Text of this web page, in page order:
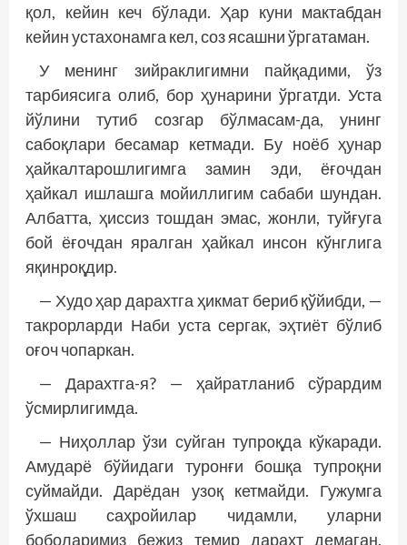
қол, кейин кеч бўлади. Ҳар куни мактабдан
кейин устахонамга кел, соз ясашни ўргатаман.
У менинг зийраклигимни пайқадими, ўз
тарбиясига олиб, бор ҳунарини ўргатди. Уста
йўлини тутиб созгар бўлмасам-да, унинг
сабоқлари бесамар кетмади. Бу ноёб ҳунар
ҳайкалтарошлигимга замин эди, ёғочдан
ҳайкал ишлашга мойиллигим сабаби шундан.
Албатта, ҳиссиз тошдан эмас, жонли, туйғуга
бой ёғочдан яралган ҳайкал инсон кўнглига
яқинроқдир.
— Худо ҳар дарахтга ҳикмат бериб қўйибди, —
такрорларди Наби уста сергак, эҳтиёт бўлиб
оғоч чопаркан.
— Дарахтга-я? — ҳайратланиб сўрардим
ўсмирлигимда.
— Ниҳоллар ўзи суйган тупроқда кўкаради.
Амударё бўйидаги туронғи бошқа тупроқни
суймайди. Дарёдан узоқ кетмайди. Гужумга
ўхшаш саҳройилар чидамли, уларни
боболаримиз бежиз темир дарахт демаган.